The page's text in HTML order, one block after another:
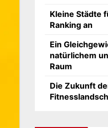
Kleine Städte
Ranking an
Ein
natürlichem
Raum
Die Zukunft